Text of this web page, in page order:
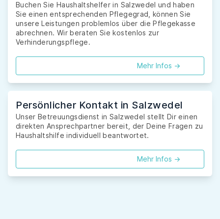
Buchen Sie Haushaltshelfer in Salzwedel und haben
Sie einen entsprechenden Pflegegrad, können Sie
unsere Leistungen problemlos über die Pflegekasse
abrechnen. Wir beraten Sie kostenlos zur
Verhinderungspflege.
Mehr Infos ->
Persönlicher Kontakt in Salzwedel
Unser Betreuungsdienst in Salzwedel stellt Dir einen
direkten Ansprechpartner bereit, der Deine Fragen zu
Haushaltshilfe individuell beantwortet.
Mehr Infos ->